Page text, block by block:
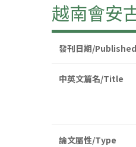
越南會安
發刊日期/
中英文篇名/Title
論文屬性/Type